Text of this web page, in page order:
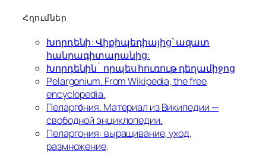
Հղումներ
Խորդենի: Վիքիպեդիայից՝ ազատ
հանրագիտարանից:
Խորդենին` որպես հուռութ դեղամիջոց
Pelargonium. From Wikipedia, the free
encyclopedia.
Пеларго́ния. Материал из Википедии —
свободной энциклопедии.
Пеларгония: выращивание, уход,
размножение.